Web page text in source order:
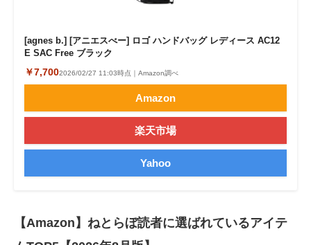
[agnes b.] [アニエスべー] ロゴ ハンドバッグ レディース AC12
E SAC Free ブラック
￥7,7002026/02/27 11:03時点｜Amazon調べ
Amazon
楽天市場
Yahoo
【Amazon】ねとらぼ読者に選ばれているアイテ